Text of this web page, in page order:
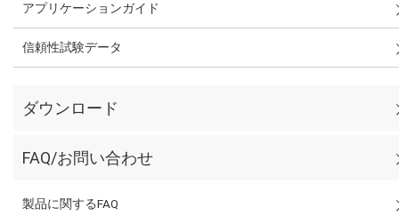
アプリケーションガイド
信頼性試験データ
ダウンロード
FAQ/お問い合わせ
製品に関するFAQ